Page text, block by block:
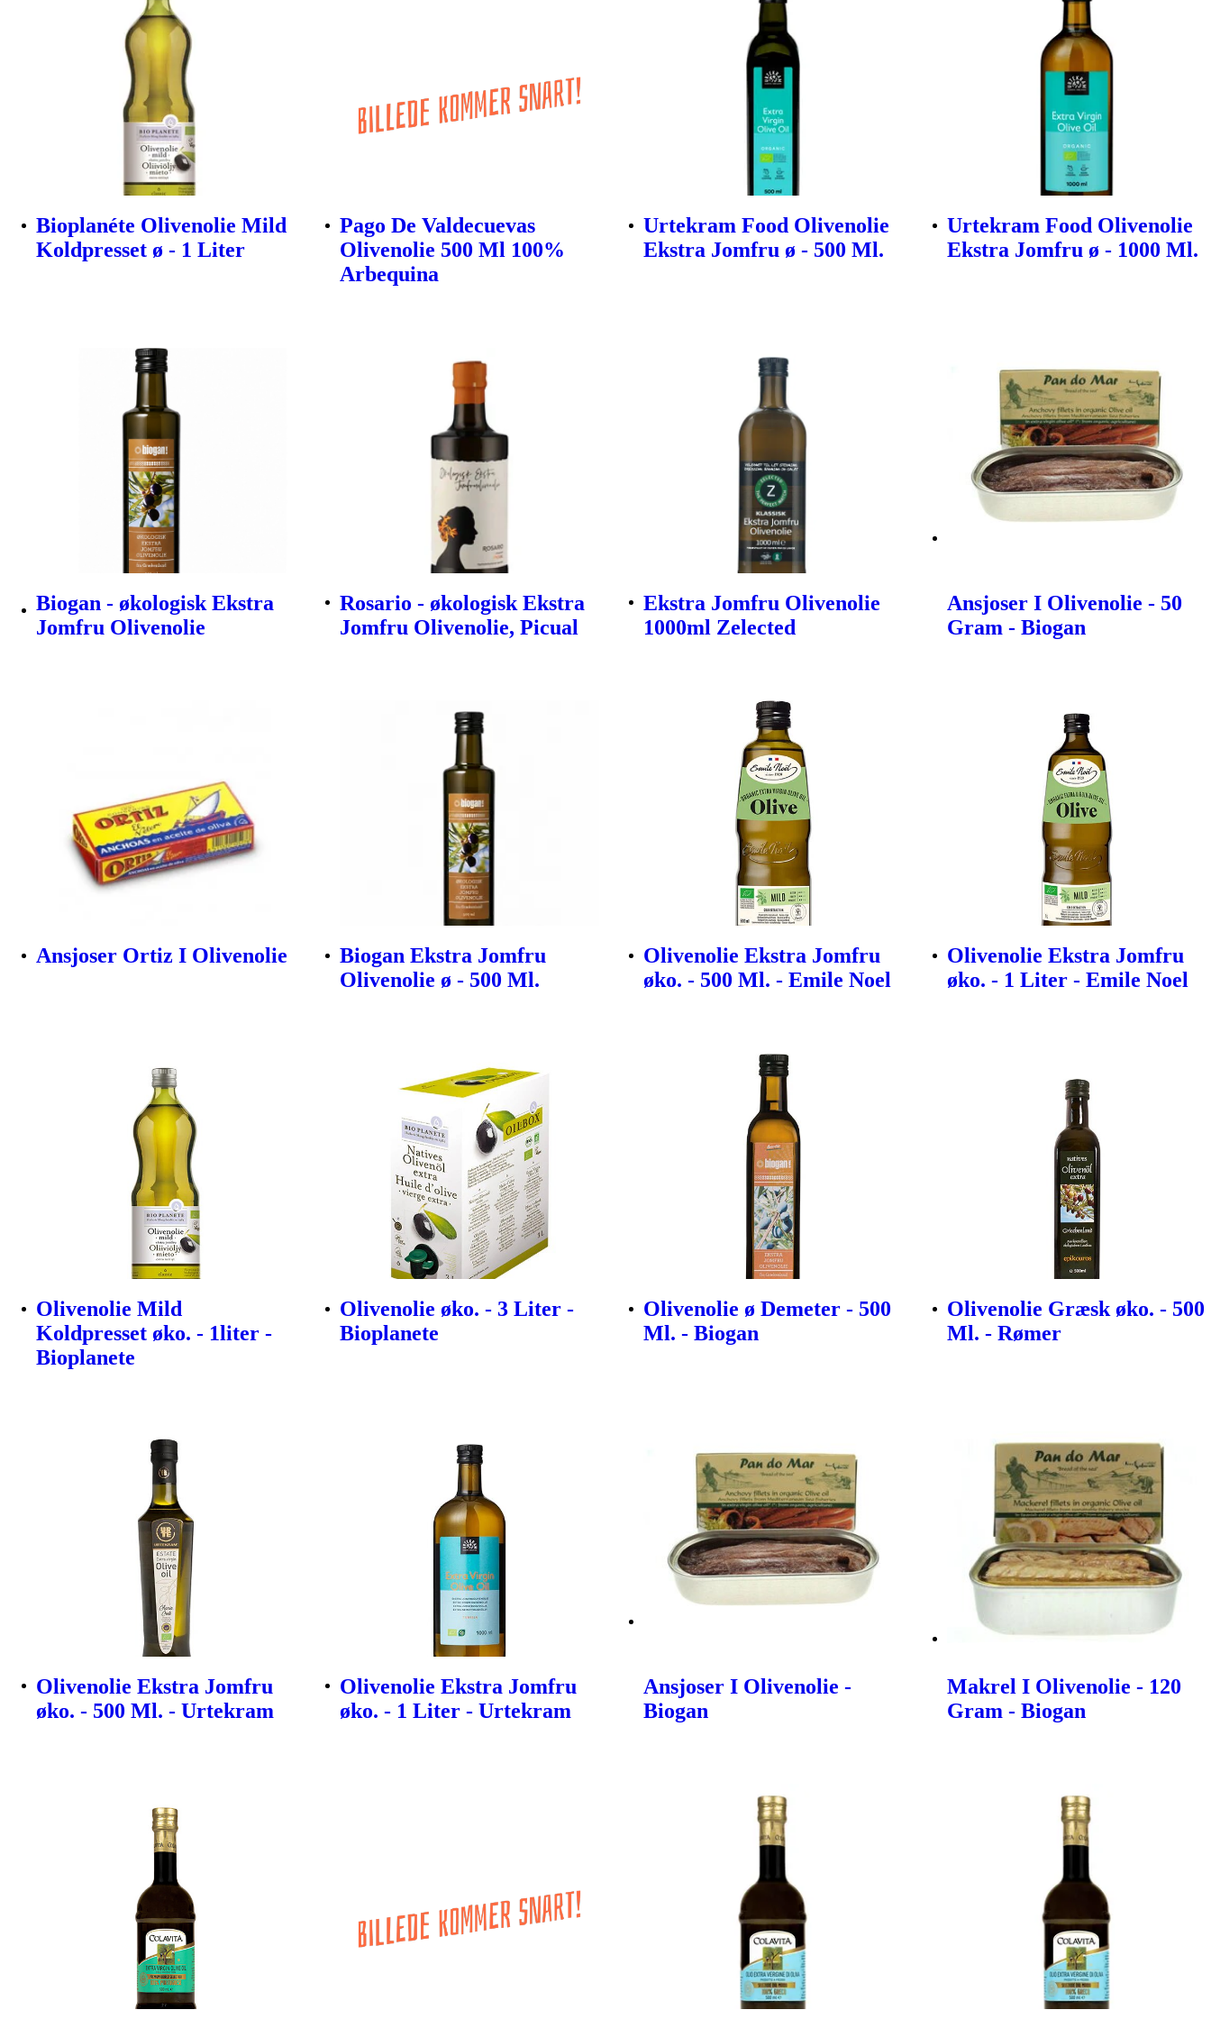
Bioplanéte Olivenolie Mild
Koldpresset ø - 1 Liter
Pago De Valdecuevas
Olivenolie 500 Ml 100%
Arbequina
Urtekram Food Olivenolie
Ekstra Jomfru ø - 500 Ml.
Urtekram Food Olivenolie
Ekstra Jomfru ø - 1000 Ml.
Biogan - økologisk Ekstra
Jomfru Olivenolie
Rosario - økologisk Ekstra
Jomfru Olivenolie, Picual
Ekstra Jomfru Olivenolie
1000ml Zelected
Ansjoser I Olivenolie - 50
Gram - Biogan
Ansjoser Ortiz I Olivenolie
Biogan Ekstra Jomfru
Olivenolie ø - 500 Ml.
Olivenolie Ekstra Jomfru
øko. - 500 Ml. - Emile Noel
Olivenolie Ekstra Jomfru
øko. - 1 Liter - Emile Noel
Olivenolie Mild
Koldpresset øko. - 1liter -
Bioplanete
Olivenolie øko. - 3 Liter -
Bioplanete
Olivenolie ø Demeter - 500
Ml. - Biogan
Olivenolie Græsk øko. - 500
Ml. - Rømer
Olivenolie Ekstra Jomfru
øko. - 500 Ml. - Urtekram
Olivenolie Ekstra Jomfru
øko. - 1 Liter - Urtekram
Ansjoser I Olivenolie -
Biogan
Makrel I Olivenolie - 120
Gram - Biogan